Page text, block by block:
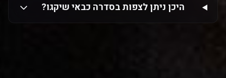
היכן ניתן לצפות בסדרה כבאי שיקגו?